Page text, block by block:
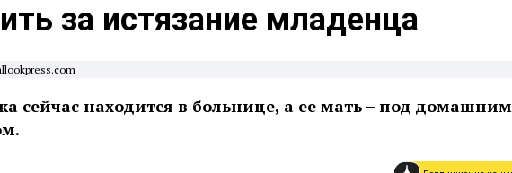
за истязание младенца
сейчас находится в больнице, а ее мать – под домашним